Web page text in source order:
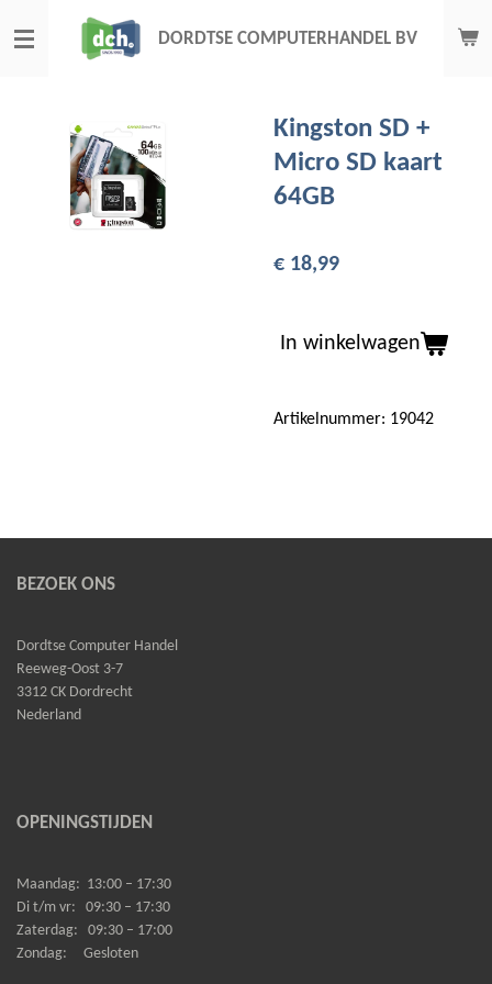
direct
hoofdinhoud
DORDTSE COMPUTERHANDEL BV
Kingston SD +
Micro SD kaart
64GB
€ 18,99
In winkelwagen
Artikelnummer: 19042
BEZOEK ONS
Dordtse Computer Handel
Reeweg-Oost 3-7
3312 CK Dordrecht
Nederland
OPENINGSTIJDEN
Maandag: 13:00 – 17:30
Di t/m vr: 09:30 – 17:30
Zaterdag: 09:30 – 17:00
Zondag: Gesloten